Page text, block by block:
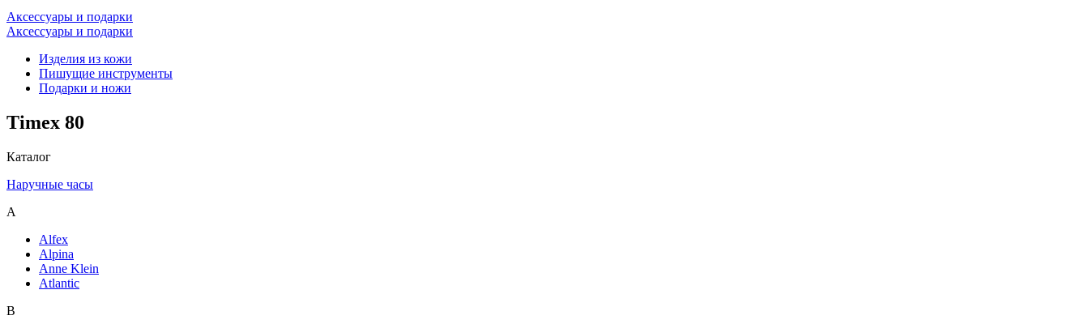
Аксессуары и подарки
Аксессуары и подарки
Изделия из кожи
Пишущие инструменты
Подарки и ножи
Timex 80
Каталог
Наручные часы
A
Alfex
Alpina
Anne Klein
Atlantic
B